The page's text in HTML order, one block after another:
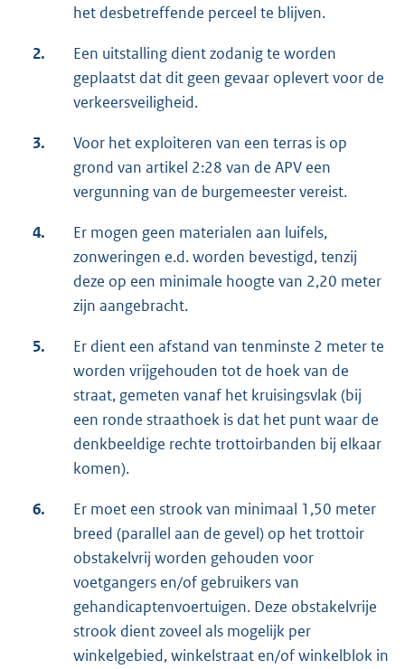
het desbetreffende perceel te blijven.
2.
Een uitstalling dient zodanig te worden
geplaatst dat dit geen gevaar oplevert voor de
verkeersveiligheid.
3.
Voor het exploiteren van een terras is op
grond van artikel 2:28 van de APV een
vergunning van de burgemeester vereist.
4.
Er mogen geen materialen aan luifels,
zonweringen e.d. worden bevestigd, tenzij
deze op een minimale hoogte van 2,20 meter
zijn aangebracht.
5.
Er dient een afstand van tenminste 2 meter te
worden vrijgehouden tot de hoek van de
straat, gemeten vanaf het kruisingsvlak (bij
een ronde straathoek is dat het punt waar de
denkbeeldige rechte trottoirbanden bij elkaar
komen).
6.
Er moet een strook van minimaal 1,50 meter
breed (parallel aan de gevel) op het trottoir
obstakelvrij worden gehouden voor
voetgangers en/of gebruikers van
gehandicaptenvoertuigen. Deze obstakelvrije
strook dient zoveel als mogelijk per
winkelgebied, winkelstraat en/of winkelblok in